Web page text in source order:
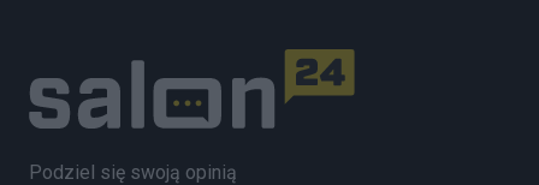
Podziel się swoją opinią